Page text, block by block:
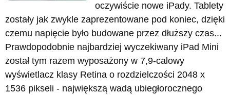
oczywiście nowe iPady. Tablety
zostały jak zwykle zaprezentowane pod koniec, dzięki
czemu napięcie było budowane przez dłuższy czas...
Prawdopodobnie najbardziej wyczekiwany iPad Mini
został tym razem wyposażony w 7,9-calowy
wyświetlacz klasy Retina o rozdzielczości 2048 x
1536 pikseli - największą wadą ubiegłorocznego